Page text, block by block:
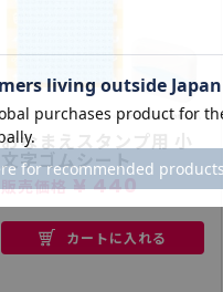
おなまえスタンプ用 小
文字ゴムシート
販売価格¥ 440
カートに入れる